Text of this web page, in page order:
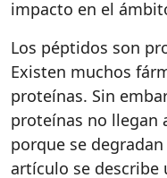
impacto en el
Los péptidos son
Existen muchos
proteínas. Sin
proteínas no llegan
porque se
artículo se describe